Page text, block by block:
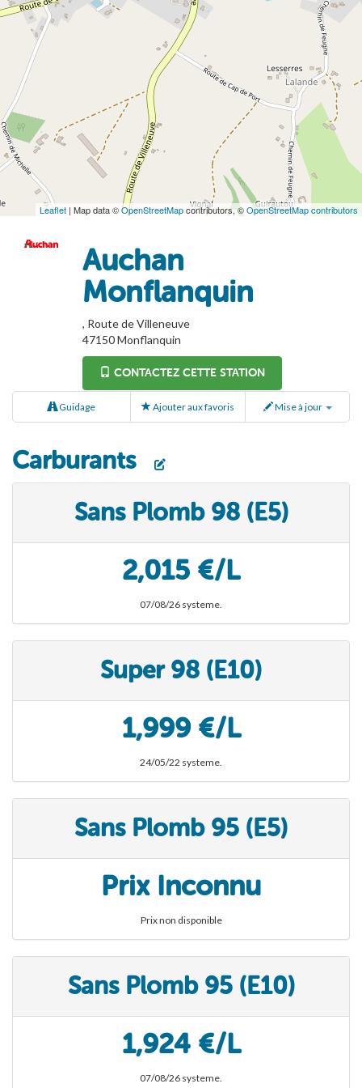
Leaflet | Map data ©OpenStreetMapcontributors, ©OpenStreetMap contributors
Auchan
Monflanquin
, Route de Villeneuve
47150Monflanquin
CONTACTEZ CETTE STATION
Guidage Ajouter aux favoris Mise à jour
Carburants
Sans Plomb 98 (E5)
2,015 €/L
07/08/26 systeme.
Super 98 (E10)
1,999 €/L
24/05/22 systeme.
Sans Plomb 95 (E5)
Prix Inconnu
Prix non disponible
Sans Plomb 95 (E10)
1,924 €/L
07/08/26 systeme.